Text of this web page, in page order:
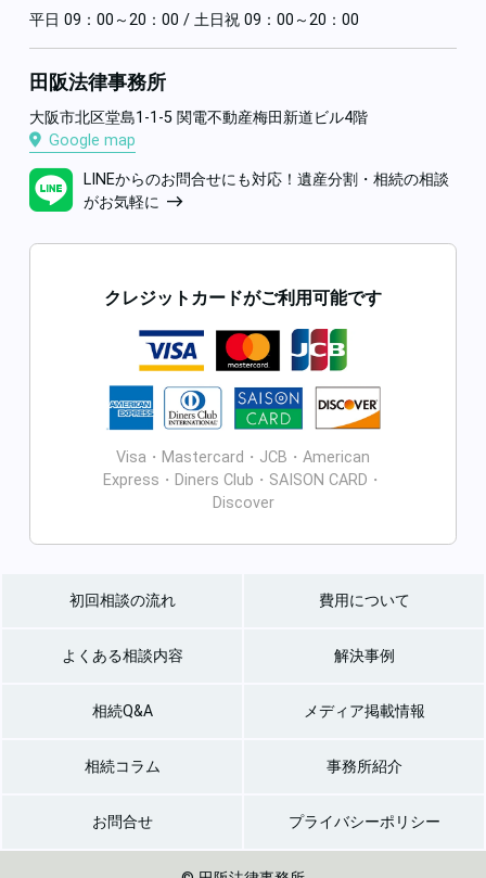
平日 09：00～20：00 / 土日祝 09：00～20：00
田阪法律事務所
大阪市北区堂島1-1-5 関電不動産梅田新道ビル4階
Google map
LINEからのお問合せにも対応！遺産分割・相続の相談
がお気軽に
クレジットカードがご利用可能です
Visa・Mastercard・JCB・American
Express・Diners Club・SAISON CARD・
Discover
初回相談の流れ 費用について
よくある相談内容 解決事例
相続Q&A メディア掲載情報
相続コラム 事務所紹介
お問合せ プライバシーポリシー